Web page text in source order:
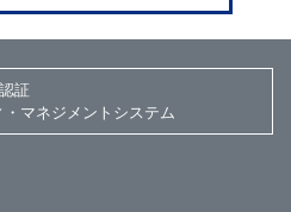
証
マネジメントシステム